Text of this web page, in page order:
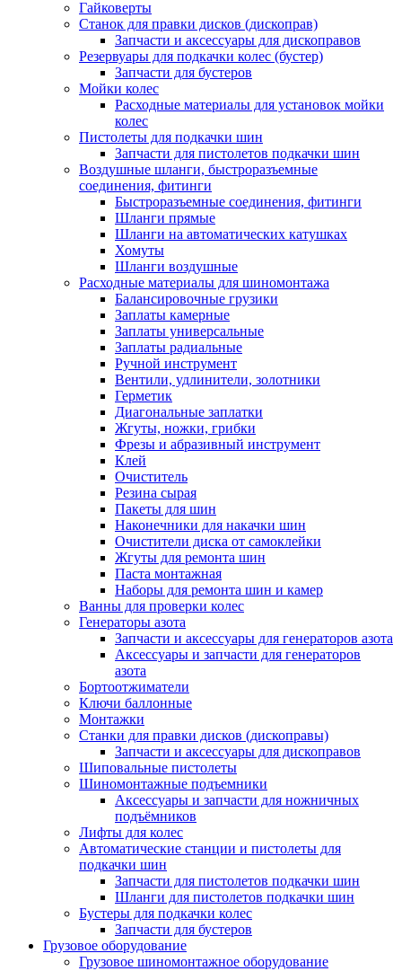
Гайковерты
Станок для правки дисков (дископрав)
Запчасти и аксессуары для дископравов
Резервуары для подкачки колес (бустер)
Запчасти для бустеров
Мойки колес
Расходные материалы для установок мойки
колес
Пистолеты для подкачки шин
Запчасти для пистолетов подкачки шин
Воздушные шланги, быстроразъемные
соединения, фитинги
Быстроразъемные соединения, фитинги
Шланги прямые
Шланги на автоматических катушках
Хомуты
Шланги воздушные
Расходные материалы для шиномонтажа
Балансировочные грузики
Заплаты камерные
Заплаты универсальные
Заплаты радиальные
Ручной инструмент
Вентили, удлинители, золотники
Герметик
Диагональные заплатки
Жгуты, ножки, грибки
Фрезы и абразивный инструмент
Клей
Очиститель
Резина сырая
Пакеты для шин
Наконечники для накачки шин
Очистители диска от самоклейки
Жгуты для ремонта шин
Паста монтажная
Наборы для ремонта шин и камер
Ванны для проверки колес
Генераторы азота
Запчасти и аксессуары для генераторов азота
Аксессуары и запчасти для генераторов
азота
Бортоотжиматели
Ключи баллонные
Монтажки
Станки для правки дисков (дископравы)
Запчасти и аксессуары для дископравов
Шиповальные пистолеты
Шиномонтажные подъемники
Аксессуары и запчасти для ножничных
подъёмников
Лифты для колес
Автоматические станции и пистолеты для
подкачки шин
Запчасти для пистолетов подкачки шин
Шланги для пистолетов подкачки шин
Бустеры для подкачки колес
Запчасти для бустеров
Грузовое оборудование
Грузовое шиномонтажное оборудование